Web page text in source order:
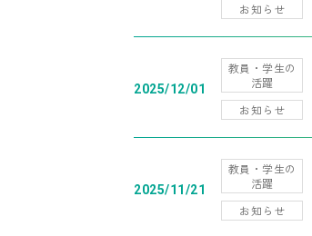
お知らせ
2025/12/01
教員・学生の
活躍
お知らせ
2025/11/21
教員・学生の
活躍
お知らせ